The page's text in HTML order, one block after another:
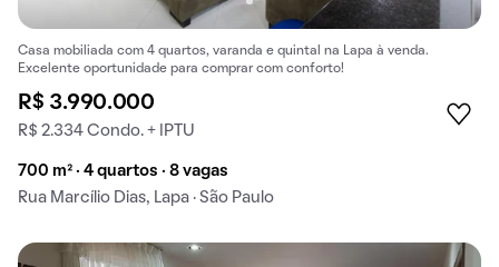
Casa mobiliada com 4 quartos, varanda e quintal na Lapa à venda.
Excelente oportunidade para comprar com conforto!
R$ 3.990.000
R$ 2.334 Condo. + IPTU
700 m² · 4 quartos · 8 vagas
Rua Marcílio Dias, Lapa · São Paulo